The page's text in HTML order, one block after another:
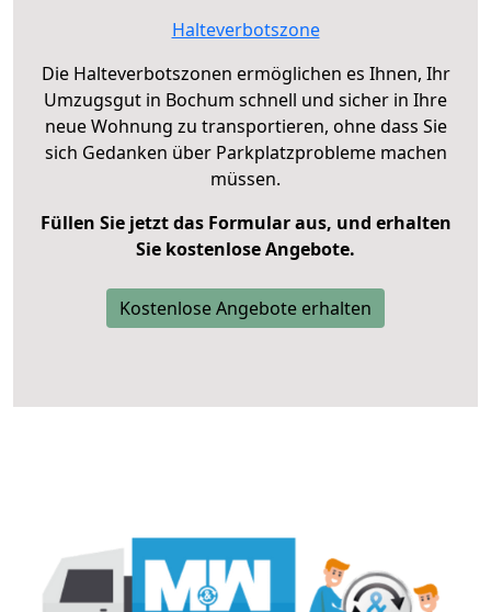
Halteverbotszone
Die Halteverbotszonen ermöglichen es Ihnen, Ihr
Umzugsgut in Bochum schnell und sicher in Ihre
neue Wohnung zu transportieren, ohne dass Sie
sich Gedanken über Parkplatzprobleme machen
müssen.
Füllen Sie jetzt das Formular aus, und erhalten
Sie kostenlose Angebote.
Kostenlose Angebote erhalten